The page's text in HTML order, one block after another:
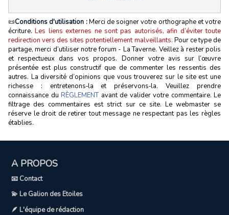
📜Conditions d'utilisation :Merci de soigner votre orthographe et votre
écriture.Les liens externes ne sont pas autorisés, afin d’éviter toute
redirection vers des sites potentiellement malveillants. Pour ce type de
partage, merci d’utiliser notre forum - La Taverne. Veillez à rester polis
et respectueux dans vos propos. Donner votre avis sur l’œuvre
présentée est plus constructif que de commenter les ressentis des
autres. La diversité d’opinions que vous trouverez sur le site est une
richesse : entretenons‑la et préservons‑la. Veuillez prendre
connaissance du RÈGLEMENTavant de valider votre commentaire. Le
filtrage des commentaires est strict sur ce site. Le webmaster se
réserve le droit de retirer tout message ne respectant pas les règles
établies.
A PROPOS
📧 Contact
💫 Le Galion des Etoiles
🪶 L'équipe de rédaction